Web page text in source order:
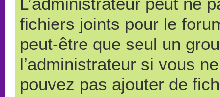
L’administrateur peut ne
fichiers joints pour le
peut-être que seul un
l’administrateur si vous
pouvez pas ajouter de